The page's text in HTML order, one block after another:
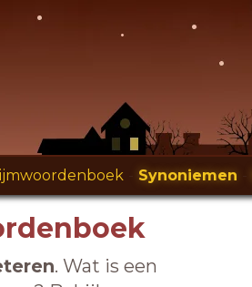
Synoniemen
. Wat is een